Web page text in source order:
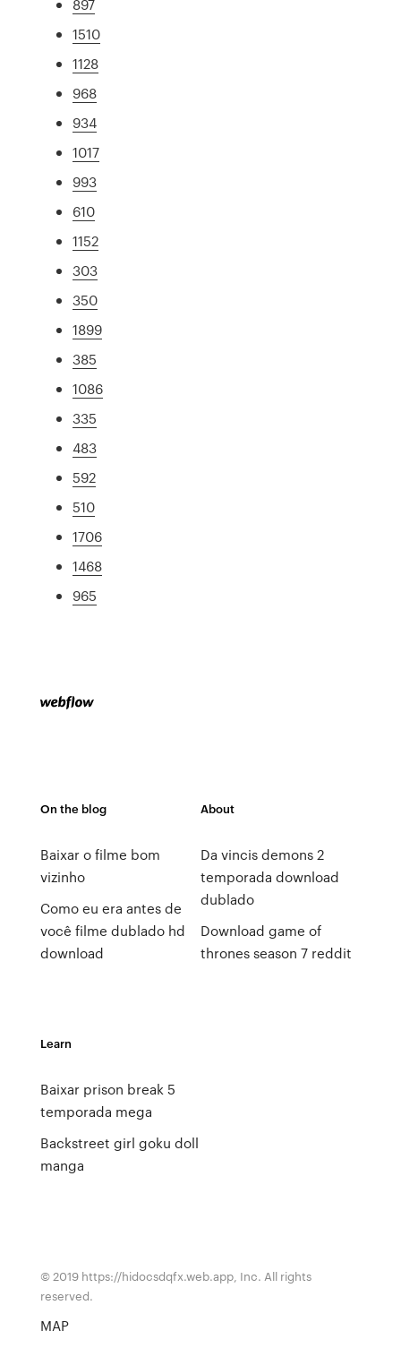
897
1510
1128
968
934
1017
993
610
1152
303
350
1899
385
1086
335
483
592
510
1706
1468
965
On the blog
Baixar o filme bom
vizinho
Como eu era antes de
você filme dublado hd
download
About
Da vincis demons 2
temporada download
dublado
Download game of
thrones season 7 reddit
Learn
Baixar prison break 5
temporada mega
Backstreet girl goku doll
manga
© 2019 https://hidocsdqfx.web.app, Inc. All rights
reserved.
MAP